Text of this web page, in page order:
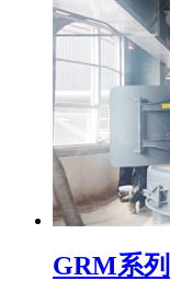
GRM系